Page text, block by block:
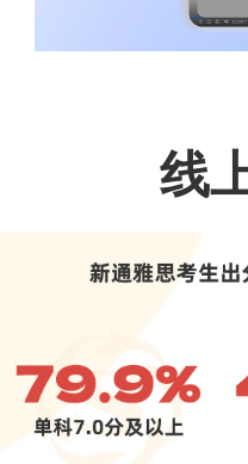
线